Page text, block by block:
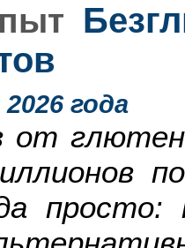
года
от
просто: